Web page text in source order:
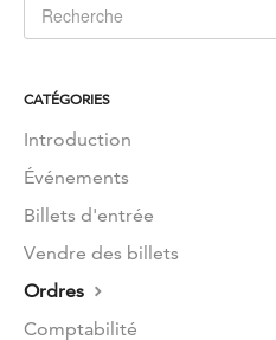
CATÉGORIES
Introduction
Événements
Billets d'entrée
Vendre des billets
Ordres
Comptabilité